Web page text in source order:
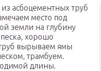
асбоцементных труб
место под
земли на глубину
хорошо
вырываем ямы
трамбуем.
длины.